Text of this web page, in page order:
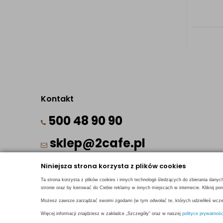
Niniejsza strona korzysta z plików cookies
Ta strona korzysta z plików cookies i innych technologii śledzących do zbierania
stronie oraz by kierować do Ciebie reklamy w innych miejscach w internecie. Kliknij
Możesz zawsze zarządzać swoimi zgodami (w tym odwołać te, których udzieliłeś
Więcej informacji znajdziesz w zakładce „Szczegóły” oraz w naszej polityce
Kontakt
500 48 90 90
sklep@2cafe.pl
© 20182CAFE- Fresh Roasted Coffee